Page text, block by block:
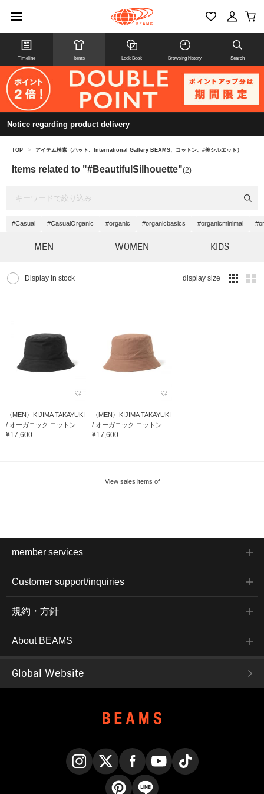
Timeline Items Look Book Browsing history Search
Notice regarding product delivery
TOP > アイテム検索（ハット、International Gallery BEAMS、コットン、#美シルエット）
Items related to "#BeautifulSilhouette"(2)
#Casual #CasualOrganic #organic #organicbasics #organicminimal
MEN WOMEN KIDS
Display In stock display size
〈MEN〉KIJIMA TAKAYUKI
/ オーガニック コットン...
¥17,600
〈MEN〉KIJIMA TAKAYUKI
/ オーガニック コットン...
¥17,600
View sales items of
member services
Customer support/inquiries
規約・方針
About BEAMS
Global Website